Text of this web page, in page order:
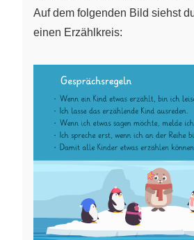
Auf dem folgenden Bild siehst
einen Erzählkreis: